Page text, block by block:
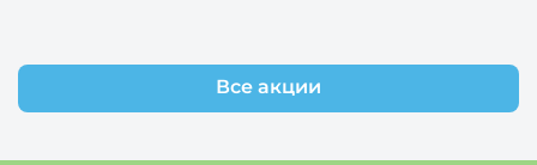
Все акции